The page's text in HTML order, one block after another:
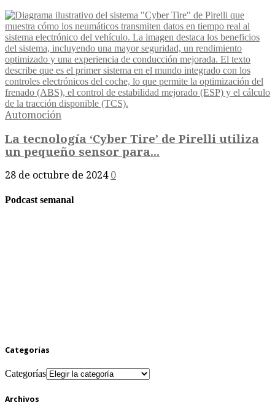
Automoción
La tecnología ‘Cyber Tire’ de Pirelli utiliza
un pequeño sensor para...
28 de octubre de 2024 0
Podcast semanal
Categorías
Categorías
Archivos